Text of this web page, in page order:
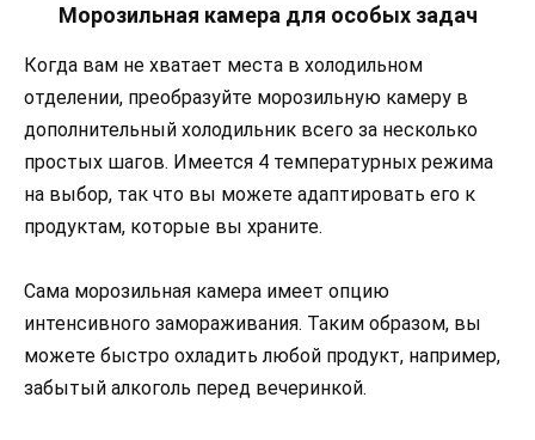
Морозильная камера для особых задач
Когда вам не хватает места в холодильном
отделении, преобразуйте морозильную камеру в
дополнительный холодильник всего за несколько
простых шагов. Имеется 4 температурных режима
на выбор, так что вы можете адаптировать его к
продуктам, которые вы храните.
Сама морозильная камера имеет опцию
интенсивного замораживания. Таким образом, вы
можете быстро охладить любой продукт, например,
забытый алкоголь перед вечеринкой.